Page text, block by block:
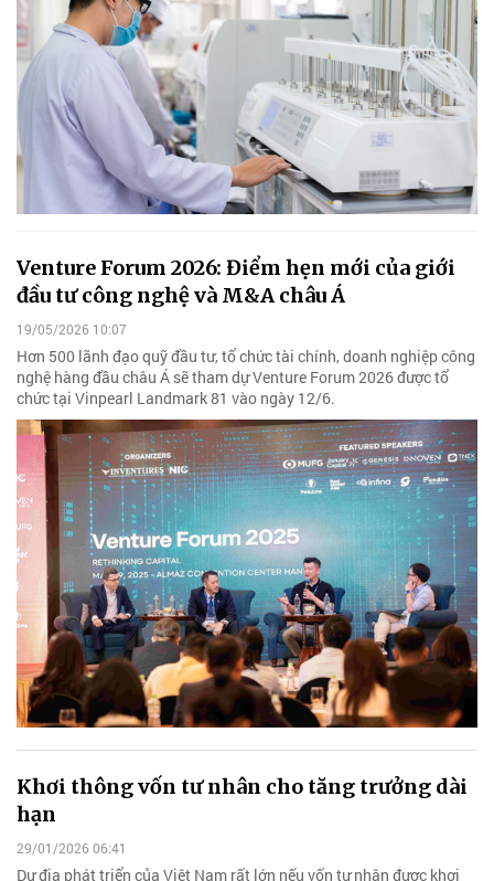
Venture Forum 2026: Điểm hẹn mới của giới
đầu tư công nghệ và M&A châu Á
19/05/2026 10:07
Hơn 500 lãnh đạo quỹ đầu tư, tổ chức tài chính, doanh nghiệp công
nghệ hàng đầu châu Á sẽ tham dự Venture Forum 2026 được tổ
chức tại Vinpearl Landmark 81 vào ngày 12/6.
Khơi thông vốn tư nhân cho tăng trưởng dài
hạn
29/01/2026 06:41
Dư địa phát triển của Việt Nam rất lớn nếu vốn tư nhân được khơi